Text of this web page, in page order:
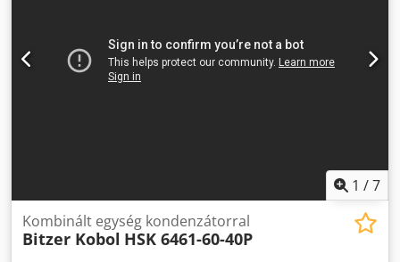
1 /7
Kombinált egység kondenzátorral
Bitzer Kobol HSK 6461-60-40P